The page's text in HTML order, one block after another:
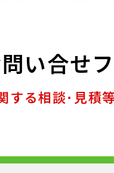
い合せ
する相談･見積